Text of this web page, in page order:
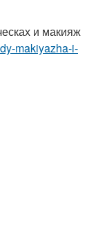
и макияж
makiyazha-i-